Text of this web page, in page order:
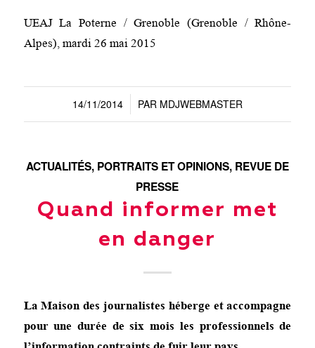
UEAJ La Poterne / Grenoble (Grenoble / Rhône-
Alpes), mardi 26 mai 2015
14/11/2014
/ PAR MDJWEBMASTER
ACTUALITÉS, PORTRAITS ET OPINIONS, REVUE DE
PRESSE
Quand informer met
en danger
La Maison des journalistes héberge et accompagne
pour une durée de six mois les professionnels de